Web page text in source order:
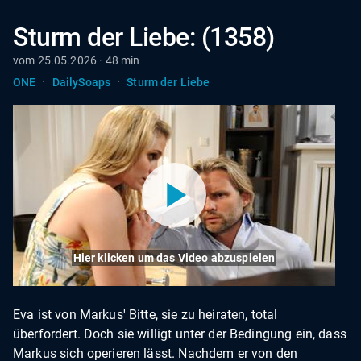
Sturm der Liebe: (1358)
vom 25.05.2026 · 48 min
ONE · DailySoaps · Sturm der Liebe
Hier klicken um das Video abzuspielen
Eva ist von Markus' Bitte, sie zu heiraten, total
überfordert. Doch sie willigt unter der Bedingung ein, dass
Markus sich operieren lässt. Nachdem er von den